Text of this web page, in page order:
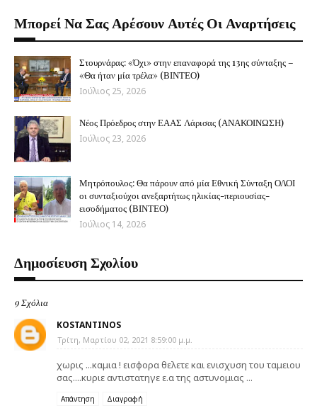
Μπορεί Να Σας Αρέσουν Αυτές Οι Αναρτήσεις
Στουρνάρας: «Όχι» στην επαναφορά της 13ης σύνταξης –
«Θα ήταν μία τρέλα» (ΒΙΝΤΕΟ)
Ιούλιος 25, 2026
Νέος Πρόεδρος στην ΕΑΑΣ Λάρισας (ΑΝΑΚΟΙΝΩΣΗ)
Ιούλιος 23, 2026
Μητρόπουλος: Θα πάρουν από μία Εθνική Σύνταξη ΟΛΟΙ
οι συνταξιούχοι ανεξαρτήτως ηλικίας-περιουσίας-
εισοδήματος (ΒΙΝΤΕΟ)
Ιούλιος 14, 2026
Δημοσίευση Σχολίου
9 Σχόλια
KOSTANTINOS
Τρίτη, Μαρτίου 02, 2021 8:59:00 μ.μ.
χωρις ...καμια ! εισφορα θελετε και ενισχυση του ταμειου
σας....κυριε αντιστατηγε ε.α της αστυνομιας ...
Απάντηση Διαγραφή